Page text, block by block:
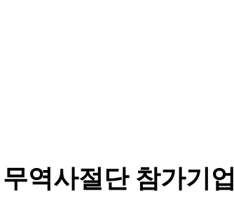
역사절단 참가기업